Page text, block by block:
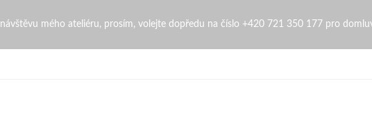
| ZdenaZingopi
mého ateliéru, prosím, volejte dopředu na číslo +420 721 350 177 pro